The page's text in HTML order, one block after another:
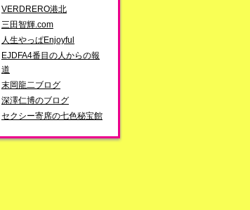
VERDRERO港北
三田智輝.com
人生やっぱEnjoyful
EJDFA4番目の人からの報
道
末岡龍二ブログ
深澤仁博のブログ
セクシー寄席の七色秘宝館